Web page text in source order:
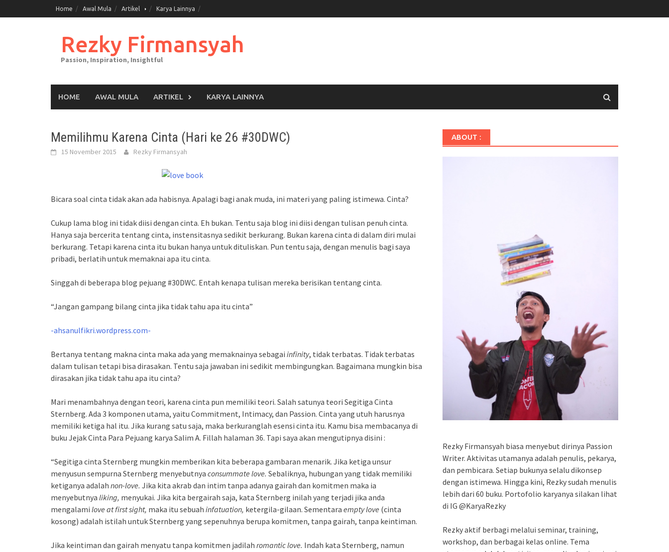
to
Home Awal Mula Artikel Karya Lainnya
Rezky Firmansyah
Passion, Inspiration, Insightful
HOME AWAL MULA ARTIKEL KARYA LAINNYA
Memilihmu Karena Cinta (Hari ke 26 #30DWC)
15 November 2015 Rezky Firmansyah
Bicara soal cinta tidak akan ada habisnya. Apalagi bagi anak muda, ini materi yang paling istimewa. Cinta?
Cukup lama blog ini tidak diisi dengan cinta. Eh bukan. Tentu saja blog ini diisi dengan tulisan penuh cinta.
Hanya saja bercerita tentang cinta, instensitasnya sedikit berkurang. Bukan karena cinta di dalam diri mulai
berkurang. Tetapi karena cinta itu bukan hanya untuk dituliskan. Pun tentu saja, dengan menulis bagi saya
pribadi, berlatih untuk memaknai apa itu cinta.
Singgah di beberapa blog pejuang #30DWC. Entah kenapa tulisan mereka berisikan tentang cinta.
“Jangan gampang bilang cinta jika tidak tahu apa itu cinta”
-ahsanulfikri.wordpress.com-
Bertanya tentang makna cinta maka ada yang memaknainya sebagai infinity, tidak terbatas. Tidak terbatas
dalam tulisan tetapi bisa dirasakan. Tentu saja jawaban ini sedikit membingungkan. Bagaimana mungkin bisa
dirasakan jika tidak tahu apa itu cinta?
Mari menambahnya dengan teori, karena cinta pun memiliki teori. Salah satunya teori Segitiga Cinta
Sternberg. Ada 3 komponen utama, yaitu Commitment, Intimacy, dan Passion. Cinta yang utuh harusnya
memiliki ketiga hal itu. Jika kurang satu saja, maka berkuranglah esensi cinta itu. Kamu bisa membacanya di
buku Jejak Cinta Para Pejuang karya Salim A. Fillah halaman 36. Tapi saya akan mengutipnya disini :
“Segitiga cinta Sternberg mungkin memberikan kita beberapa gambaran menarik. Jika ketiga unsur
menyusun sempurna Sternberg menyebutnya consummate love. Sebaliknya, hubungan yang tidak memiliki
ketiganya adalah non-love. Jika kita akrab dan intim tanpa adanya gairah dan komitmen maka ia
menyebutnya liking, menyukai. Jika kita bergairah saja, kata Sternberg inilah yang terjadi jika anda
mengalami love at first sight, maka itu sebuah infatuation, ketergila-gilaan. Sementara empty love (cinta
kosong) adalah istilah untuk Sternberg yang sepenuhnya berupa komitmen, tanpa gairah, tanpa keintiman.
Jika keintiman dan gairah menyatu tanpa komitmen jadilah romantic love. Indah kata Sternberg, namun
ABOUT :
Rezky Firmansyah biasa menyebut dirinya Passion
Writer. Aktivitas utamanya adalah penulis, pekarya,
dan pembicara. Setiap bukunya selalu dikonsep
dengan istimewa. Hingga kini, Rezky sudah menulis
lebih dari 60 buku. Portofolio karyanya silakan lihat
di IG @KaryaRezky
Rezky aktif berbagi melalui seminar, training,
workshop, dan berbagai kelas online. Tema